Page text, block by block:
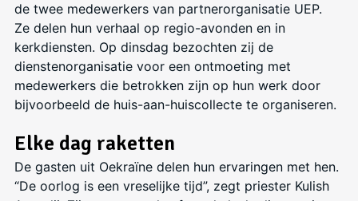
de twee medewerkers van partnerorganisatie UEP.
Ze delen hun verhaal op regio-avonden en in
kerkdiensten. Op dinsdag bezochten zij de
dienstenorganisatie voor een ontmoeting met
medewerkers die betrokken zijn op hun werk door
bijvoorbeeld de huis-aan-huiscollecte te organiseren.
Elke dag raketten
De gasten uit Oekraïne delen hun ervaringen met hen.
“De oorlog is een vreselijke tijd”, zegt priester Kulish